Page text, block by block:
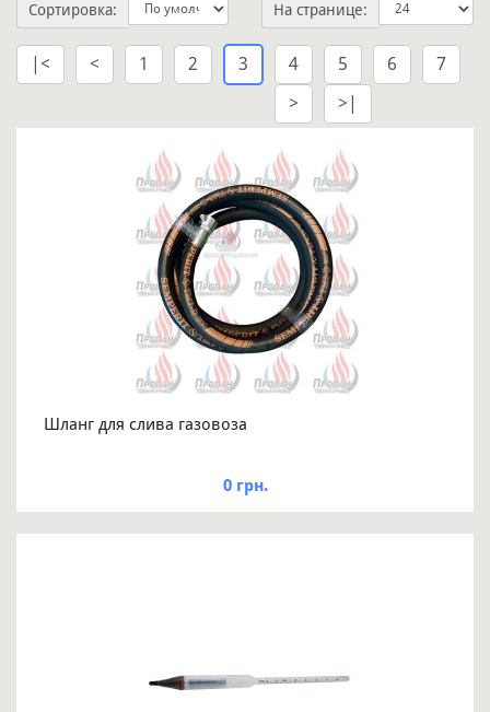
Сортировка: На странице:
|< < 1 2 3 4 5 6
7
>
>|
Шланг для слива газовоза
0 грн.